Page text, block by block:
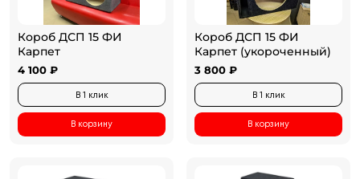
Короб ДСП 15 ФИ
Карпет
4 100 ₽
В 1 клик
В корзину
Короб ДСП 15 ФИ
Карпет (укороченный)
3 800 ₽
В 1 клик
В корзину